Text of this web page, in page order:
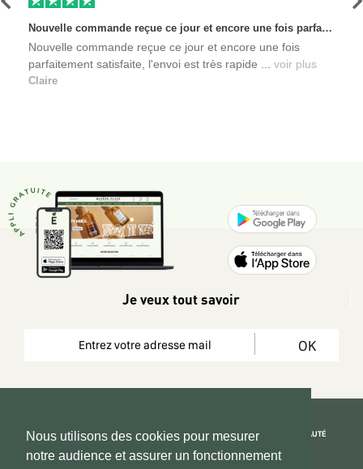
Nous utilisons des cookies pour mesurer
notre audience et assurer un fonctionnement
Nouvelle commande reçue ce jour et encore une fois parfaitement satisfaite, l'envoi est très rapide et les produits sont toujours conditionnés de manière personnalisés. L'avantage de commander auprès de créateurs indépendants.
Nouvelle commande reçue ce jour et encore une fois
parfaitement satisfaite, l'envoi est très rapide ... voir plus
Claire
Précédent
Je veux tout savoir
OK
Copyright 2026 © www.hadeen-place.fr
REJOIGNEZ LA COMMUNAUTÉ